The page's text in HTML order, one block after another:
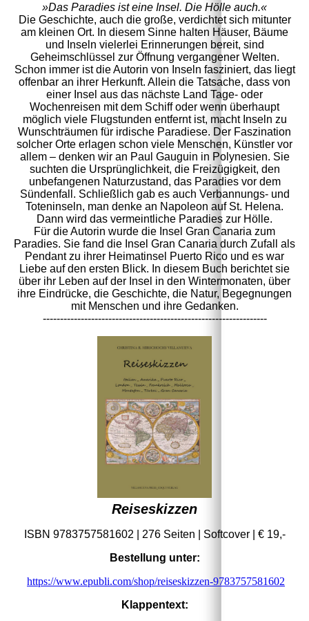
»Das Paradies ist eine Insel. Die Hölle auch.«
Die Geschichte, auch die große, verdichtet sich mitunter
am kleinen Ort. In diesem Sinne halten Häuser, Bäume
und Inseln vielerlei Erinnerungen bereit, sind
Geheimschlüssel zur Öffnung vergangener Welten.
Schon immer ist die Autorin von Inseln fasziniert, das liegt
offenbar an ihrer Herkunft. Allein die Tatsache, dass von
einer Insel aus das nächste Land Tage- oder
Wochenreisen mit dem Schiff oder wenn überhaupt
möglich viele Flugstunden entfernt ist, macht Inseln zu
Wunschträumen für irdische Paradiese. Der Faszination
solcher Orte erlagen schon viele Menschen, Künstler vor
allem – denken wir an Paul Gauguin in Polynesien. Sie
suchten die Ursprünglichkeit, die Freizügigkeit, den
unbefangenen Naturzustand, das Paradies vor dem
Sündenfall. Schließlich gab es auch Verbannungs- und
Toteninseln, man denke an Napoleon auf St. Helena.
Dann wird das vermeintliche Paradies zur Hölle.
Für die Autorin wurde die Insel Gran Canaria zum
Paradies. Sie fand die Insel Gran Canaria durch Zufall als
Pendant zu ihrer Heimatinsel Puerto Rico und es war
Liebe auf den ersten Blick. In diesem Buch berichtet sie
über ihr Leben auf der Insel in den Wintermonaten, über
ihre Eindrücke, die Geschichte, die Natur, Begegnungen
mit Menschen und ihre Gedanken.
-----------------------------------------------------------------
Reiseskizzen
ISBN 9783757581602 | 276 Seiten | Softcover | € 19,-
Bestellung unter:
https://www.epubli.com/shop/reiseskizzen-9783757581602
Klappentext: